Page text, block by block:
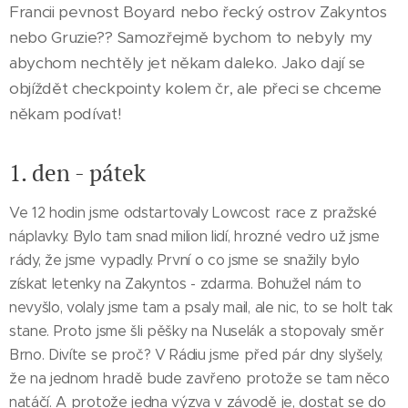
Francii pevnost Boyard nebo řecký ostrov Zakyntos
nebo Gruzie?? Samozřejmě bychom to nebyly my
abychom nechtěly jet někam daleko. Jako dají se
objíždět checkpointy kolem čr, ale přeci se chceme
někam podívat!
1. den - pátek
Ve 12 hodin jsme odstartovaly Lowcost race z pražské
náplavky. Bylo tam snad milion lidí, hrozné vedro už jsme
rády, že jsme vypadly. První o co jsme se snažily bylo
získat letenky na Zakyntos - zdarma. Bohužel nám to
nevyšlo, volaly jsme tam a psaly mail, ale nic, to se holt tak
stane. Proto jsme šli pěšky na Nuselák a stopovaly směr
Brno. Divíte se proč? V Rádiu jsme před pár dny slyšely,
že na jednom hradě bude zavřeno protože se tam něco
natáčí. A protože jedna výzva v závodě je, dostat se do